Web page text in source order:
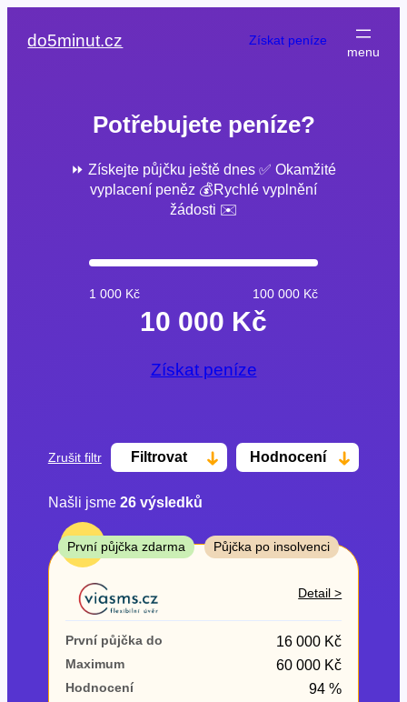
do5minut.cz Získat peníze
Potřebujete peníze?
⏩ Získejte půjčku ještě dnes ✅ Okamžité
vyplacení peněz 💰Rychlé vyplnění
žádosti ✉️
1 000 Kč 100 000 Kč
10 000 Kč
Získat peníze
Zrušit filtr Filtrovat Hodnocení
Cena
Od
První půjčka zdarma
–
ano
Našli jsme 26výsledků
TOP
První půjčka zdarma Půjčka po insolvenci
Detail >
První půjčka do 16 000 Kč
Maximum 60 000 Kč
Hodnocení 94 %